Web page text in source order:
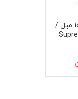
سوپر میسی مردانه 100 میل /